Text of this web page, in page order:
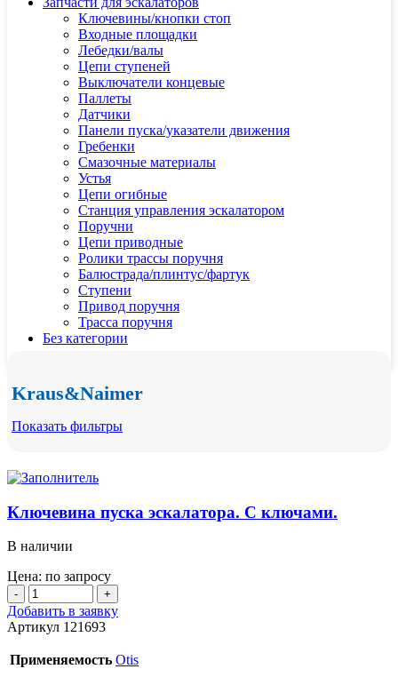
Ключевины/кнопки стоп
Входные площадки
Лебедки/валы
Цепи ступеней
Выключатели концевые
Паллеты
Датчики
Панели пуска/указатели движения
Гребенки
Смазочные материалы
Устья
Цепи огибные
Станция управления эскалатором
Поручни
Цепи приводные
Ролики трассы поручня
Балюстрада/плинтус/фартук
Ступени
Привод поручня
Трасса поручня
Без категории
Kraus&Naimer
Показать фильтры
Ключевина пуска эскалатора. С ключами.
В наличии
Цена: по запросу
Количество
товара
Ключевина
пуска
эскалатора.
Добавить в заявку
Артикул 121693
Применяемость Otis